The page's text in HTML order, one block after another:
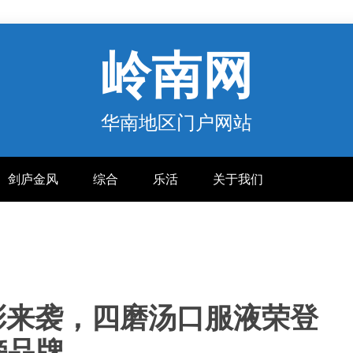
岭南网
华南地区门户网站
剑庐金风 综合 乐活 关于我们
袭，四磨汤口服液荣登